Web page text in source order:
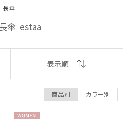
長傘
傘 estaa
表示順
商品別 カラー別